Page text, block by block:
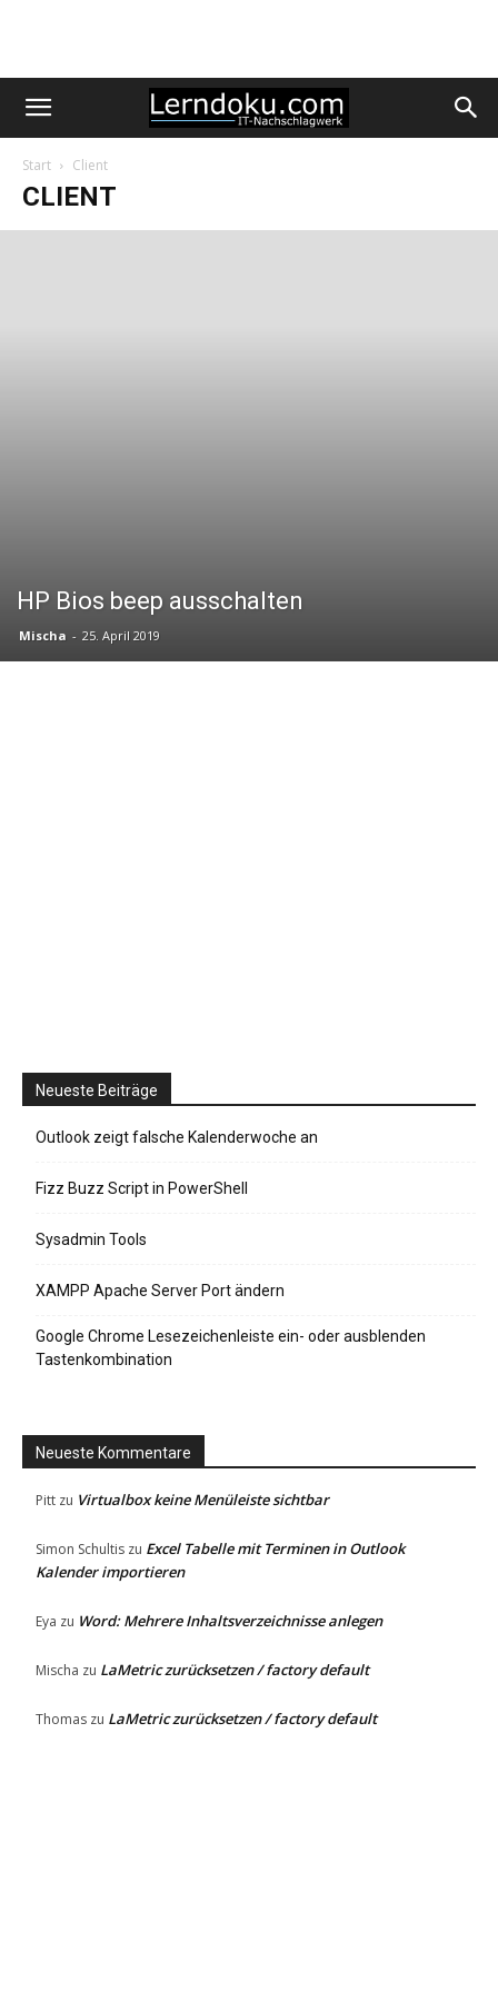
Start Client
CLIENT
HP Bios beep ausschalten
Mischa - 25. April 2019
Neueste Beiträge
Outlook zeigt falsche Kalenderwoche an
Fizz Buzz Script in PowerShell
Sysadmin Tools
XAMPP Apache Server Port ändern
Google Chrome Lesezeichenleiste ein- oder ausblenden
Tastenkombination
Neueste Kommentare
Pitt zu Virtualbox keine Menüleiste sichtbar
Simon Schultis zu Excel Tabelle mit Terminen in Outlook
Kalender importieren
Eya zu Word: Mehrere Inhaltsverzeichnisse anlegen
Mischa zu LaMetric zurücksetzen / factory default
Thomas zu LaMetric zurücksetzen / factory default